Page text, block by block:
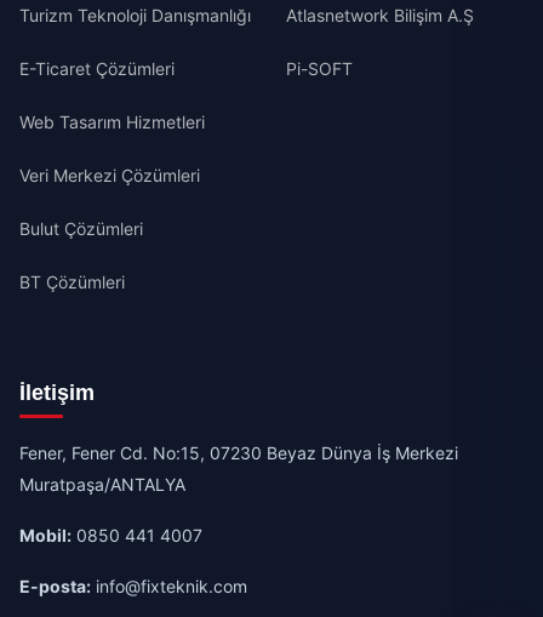
Turizm Teknoloji Danışmanlığı
E-Ticaret Çözümleri
Web Tasarım Hizmetleri
Veri Merkezi Çözümleri
Bulut Çözümleri
BT Çözümleri
Atlasnetwork Bilişim A.Ş
Pi-SOFT
İletişim
Fener, Fener Cd. No:15, 07230 Beyaz Dünya İş Merkezi
Muratpaşa/ANTALYA
Mobil: 0850 441 4007
E-posta: info@fixteknik.com